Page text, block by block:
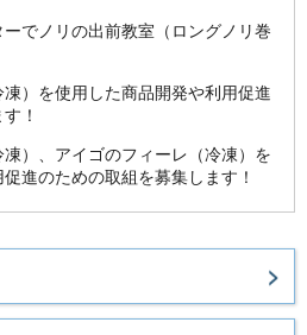
でノリの出前教室（ロングノリ巻
）を使用した商品開発や利用促進
！
）、アイゴのフィーレ（冷凍）を
進のための取組を募集します！